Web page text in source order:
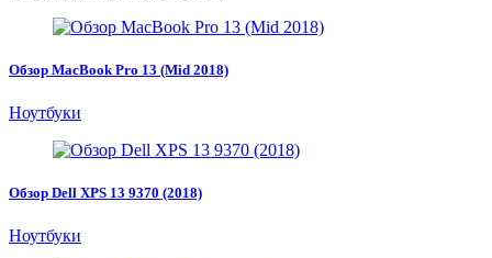
Обзор MacBook Pro 13 (Mid 2018)
Ноутбуки
Обзор Dell XPS 13 9370 (2018)
Ноутбуки